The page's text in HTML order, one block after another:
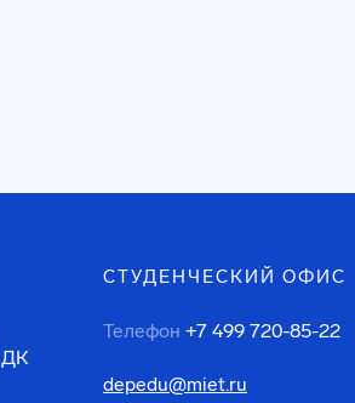
ДК
СТУДЕНЧЕСКИЙ ОФИС
Телефон +7 499 720-85-22
depedu@miet.ru